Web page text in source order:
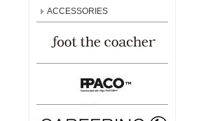
ACCESSORIES